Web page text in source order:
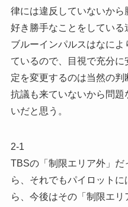
律には違反していないか
好き勝手なことをしている
ブルーインパルスはなに
ているので、目視で充分
定を変更するのは当然の
抗議も来ていないから問
いだと思う。
2-1
TBSの「制限エリア外」だ
ら、それでもパイロット
ら、今後はその「制限エ